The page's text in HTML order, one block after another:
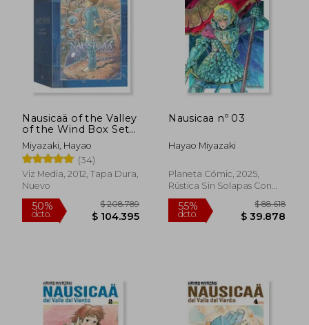
55% $ 100.752
Nausicaä of the Valley
of the Wind Box Set
(en Inglés)
Miyazaki, Hayao
(34)
Viz Media, 2012, Tapa Dura,
Nuevo
Nausicaa nº 03
Hayao Miyazaki
Planeta Cómic, 2025,
Rústica Sin Solapas Con
S/cub., Nuevo